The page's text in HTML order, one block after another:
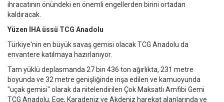
ihracatının önündeki en önemli engellerden birini ortadan
kaldıracak.
Yüzen İHA üssü TCG Anadolu
Türkiye'nin en büyük savaş gemisi olacak TCG Anadolu da
envantere katılmaya hazırlanıyor.
Tam yüklü deplasmanda 27 bin 436 ton ağırlıkta, 231 metre
boyunda ve 32 metre genişliğinde inşa edilen ve kamuoyunda
"uçak gemisi" olarak da nitelendirilen Çok Maksatlı Amfibi Gemi
TCG Anadolu, Ege, Karadeniz ve Akdeniz harekat alanlarında ve